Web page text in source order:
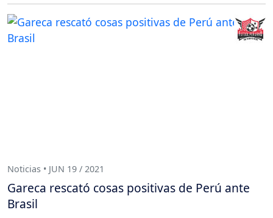
Noticias • JUN 19 / 2021
Gareca rescató cosas positivas de Perú ante
Brasil